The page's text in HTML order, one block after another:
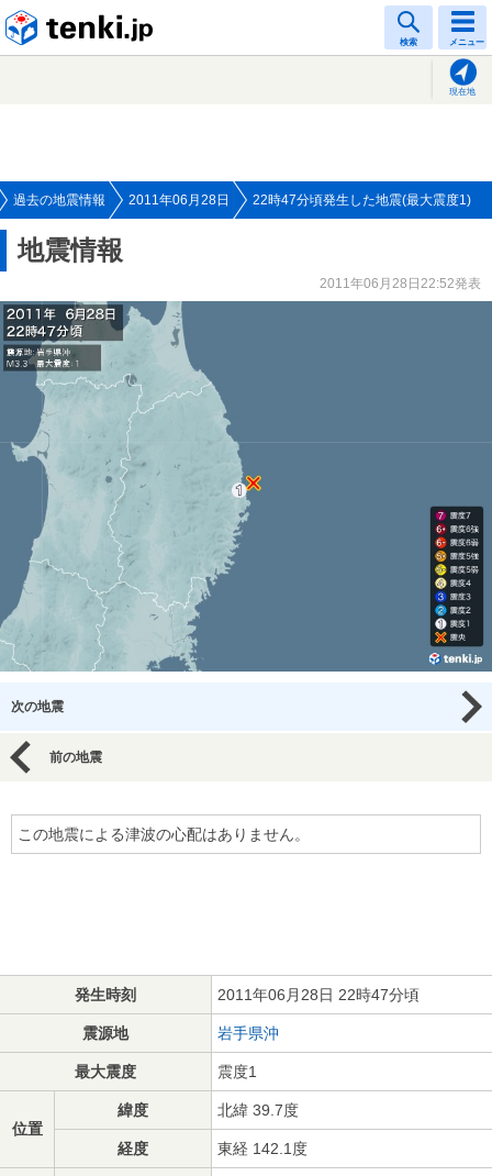
検索 メニュー
現在地
過去の地震情報 2011年06月28日 22時47分頃発生した地震(最大震度1)
地震情報
2011年06月28日22:52発表
次の地震
前の地震
この地震による津波の心配はありません。
発生時刻 2011年06月28日 22時47分頃
震源地 岩手県沖
最大震度 震度1
位置
緯度 北緯 39.7度
経度 東経 142.1度